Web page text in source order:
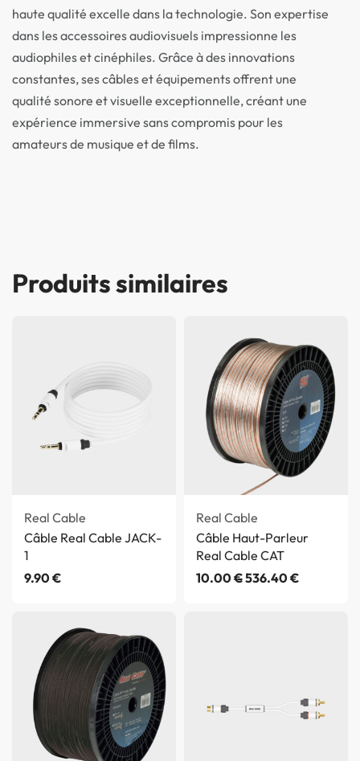
haute qualité excelle dans la technologie. Son expertise
dans les accessoires audiovisuels impressionne les
audiophiles et cinéphiles. Grâce à des innovations
constantes, ses câbles et équipements offrent une
qualité sonore et visuelle exceptionnelle, créant une
expérience immersive sans compromis pour les
amateurs de musique et de films.
Produits similaires
Real Cable
Câble Real Cable JACK-
1
9.90€
Real Cable
Câble Haut-Parleur
Real Cable CAT
10.00€536.40€